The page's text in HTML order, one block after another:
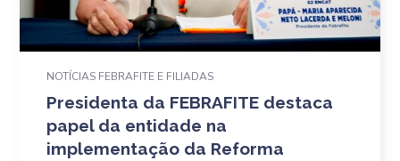
NOTÍCIAS FEBRAFITE E FILIADAS
Presidenta da FEBRAFITE destaca
papel da entidade na
implementação da Reforma